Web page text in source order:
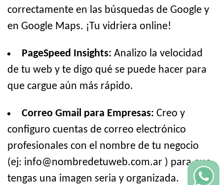
correctamente en las búsquedas de Google y
en Google Maps. ¡Tu vidriera online!
PageSpeed Insights: Analizo la velocidad
de tu web y te digo qué se puede hacer para
que cargue aún más rápido.
Correo Gmail para Empresas: Creo y
configuro cuentas de correo electrónico
profesionales con el nombre de tu negocio
(ej: info@nombredetuweb.com.ar ) para que
tengas una imagen seria y organizada.